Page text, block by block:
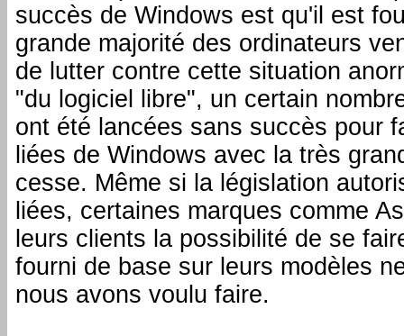
succès de Windows est qu'il est
grande majorité des ordinateurs
de lutter contre cette situation
"du logiciel libre", un certain
ont été lancées sans succès pour
liées de Windows avec la très
cesse. Même si la législation
liées, certaines marques comme
leurs clients la possibilité de se
fourni de base sur leurs modèles
nous avons voulu faire.